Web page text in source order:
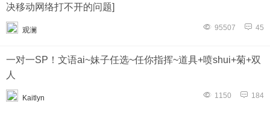
决移动网络打不开的问题]
观澜 95507 45
一对一SP！文语ai~妹子任选~任你指挥~道具+喷shui+菊+双
人
Kaitlyn 1150 184